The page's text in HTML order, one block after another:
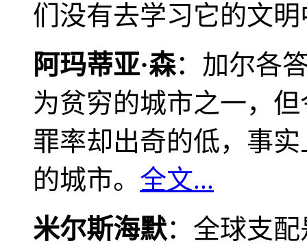
们没有去学习它的文
阿玛蒂亚·森：加尔各
为贫穷的城市之一，
罪率却出奇的低，事
的城市。 全文...
米尔斯海默：全球支